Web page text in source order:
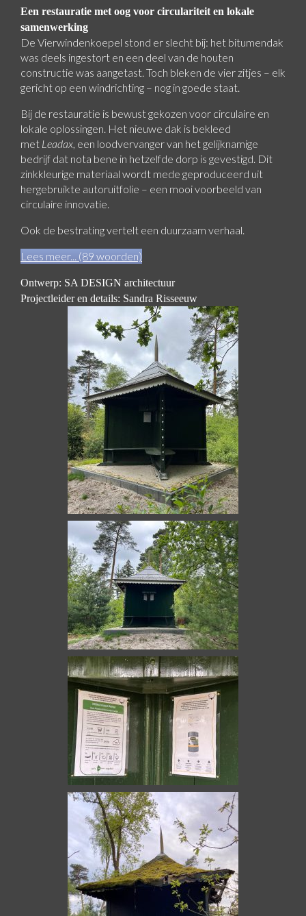
Een restauratie met oog voor circulariteit en lokale
samenwerking
De Vierwindenkoepel stond er slecht bij: het bitumendak
was deels ingestort en een deel van de houten
constructie was aangetast. Toch bleken de vier zitjes – elk
gericht op een windrichting – nog in goede staat.
Bij de restauratie is bewust gekozen voor circulaire en
lokale oplossingen. Het nieuwe dak is bekleed
met Leadax, een loodvervanger van het gelijknamige
bedrijf dat nota bene in hetzelfde dorp is gevestigd. Dit
zinkkleurige materiaal wordt mede geproduceerd uit
hergebruikte autoruitfolie – een mooi voorbeeld van
circulaire innovatie.
Ook de bestrating vertelt een duurzaam verhaal.
Lees meer... (89 woorden)
Ontwerp: SA DESIGN architectuur
Projectleider en details: Sandra Risseeuw